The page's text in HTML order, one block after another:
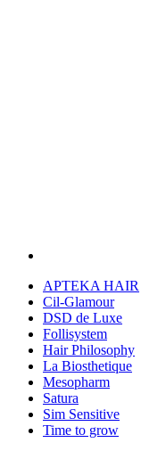
APTEKA HAIR
Cil-Glamour
DSD de Luxe
Follisystem
Hair Philosophy
La Biosthetique
Mesopharm
Satura
Sim Sensitive
Time to grow